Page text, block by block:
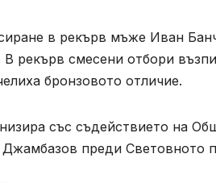
в рекърв мъже Иван
В рекърв смесени отбори
бронзовото отличие.
със съдействието на
преди Световното